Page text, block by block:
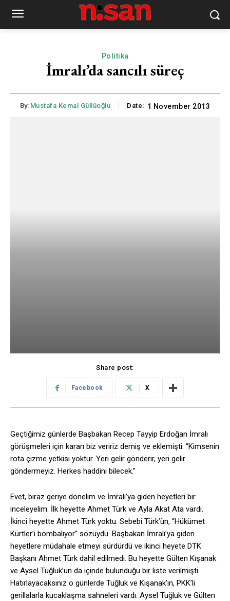
Politika
İmralı’da sancılı süreç
By: Mustafa Kemal Güllüoğlu Date: 1 November 2013
Share post:
Facebook X
Geçtiğimiz günlerde Başbakan Recep Tayyip Erdoğan İmralı
görüşmeleri için kararı biz veririz demiş ve eklemişti: “Kimsenin
rota çizme yetkisi yoktur. Yeri gelir gönderir, yeri gelir
göndermeyiz. Herkes haddini bilecek.”
Evet, biraz geriye dönelim ve İmralı’ya giden heyetleri bir
inceleyelim. İlk heyette Ahmet Türk ve Ayla Akat Ata vardı.
İkinci heyette Ahmet Türk yoktu. Sebebi Türk’ün, “Hükümet
Kürtler’i bombalıyor” sözüydü. Başbakan İmralı’ya giden
heyetlere müdahale etmeyi sürdürdü ve ikinci heyete DTK
Başkanı Ahmet Türk dahil edilmedi. Bu heyette Gülten Kışanak
ve Aysel Tuğluk’un da içinde bulunduğu bir liste verilmişti.
Hatırlayacaksınız o günlerde Tuğluk ve Kışanak’ın, PKK’li
gerillalarla kucaklaşma sahneleri vardı. Aysel Tuğluk ve Gülten